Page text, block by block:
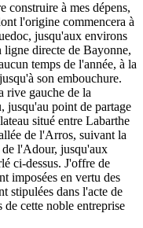
construire à mes dépens,
l'origine commencera à
jusqu'aux environs
directe de Bayonne,
temps de l'année, à la
son embouchure.
rive gauche de la
jusqu'au point de partage
situé entre Labarthe
de l'Arros, suivant la
l'Adour, jusqu'aux
ci-dessus. J'offre de
imposées en vertu des
stipulées dans l'acte de
de cette noble entreprise